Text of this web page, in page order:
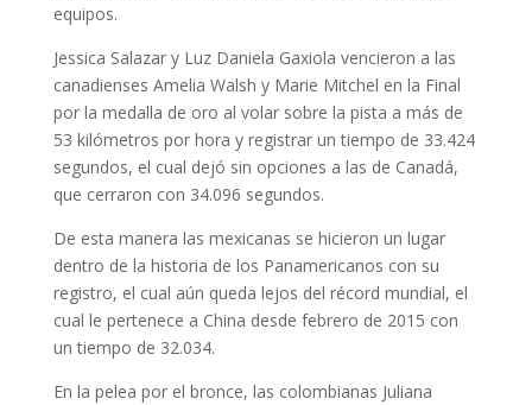
equipos.
Jessica Salazar y Luz Daniela Gaxiola vencieron a las
canadienses Amelia Walsh y Marie Mitchel en la Final
por la medalla de oro al volar sobre la pista a más de
53 kilómetros por hora y registrar un tiempo de 33.424
segundos, el cual dejó sin opciones a las de Canadá,
que cerraron con 34.096 segundos.
De esta manera las mexicanas se hicieron un lugar
dentro de la historia de los Panamericanos con su
registro, el cual aún queda lejos del récord mundial, el
cual le pertenece a China desde febrero de 2015 con
un tiempo de 32.034.
En la pelea por el bronce, las colombianas Juliana